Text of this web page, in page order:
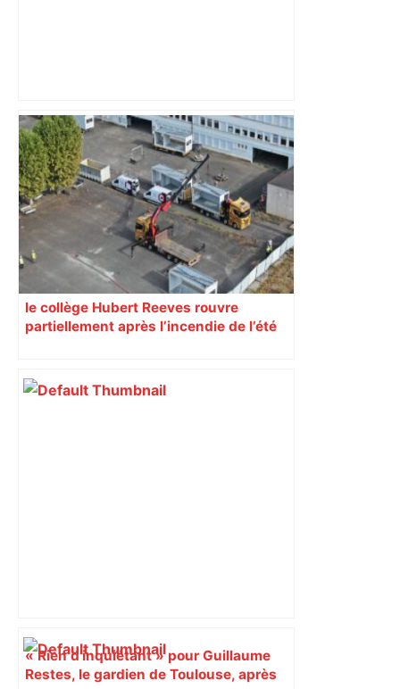
Près de Toulouse : dans cette zone
économique, un axe majeur va être
fermé en fin de soirée, voici les
déviations – Actu.fr
le collège Hubert Reeves rouvre
partiellement après l’incendie de l’été
« Rien d'inquiétant » pour Guillaume
Restes, le gardien de Toulouse, après